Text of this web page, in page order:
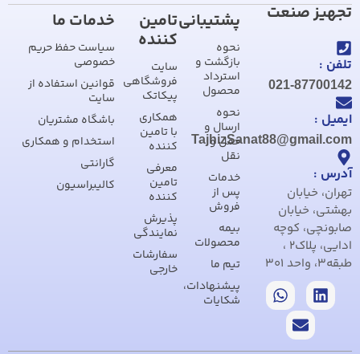
تجهیز صنعت
تلفن :
021-87700142
ایمیل :
TajhizSanat88@gmail.com
آدرس :
تهران، خیابان
بهشتی، خیابان
صابونچی، کوچه
ادایی، پلاک2 ،
طبقه3، واحد 301
پشتیبانی
نحوه
بازگشت و
استرداد
محصول
نحوه
ارسال و
حمل و
نقل
خدمات
پس از
فروش
بیمه
محصولات
تیم ما
پیشنهادات،
شکایات
تامین
کننده
سایت
فروشگاهی
پیکاتک
همکاری
با تامین
کننده
معرفی
تامین
کننده
پذیرش
نمایندگی
سفارشات
خارجی
خدمات ما
سیاست حفظ حریم
خصوصی
قوانین استفاده از
سایت
باشگاه مشتریان
استخدام و همکاری
گارانتی
کالیبراسیون